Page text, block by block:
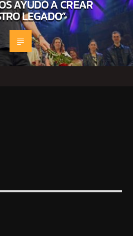
AYUDÓ A CREAR
LEGADO”